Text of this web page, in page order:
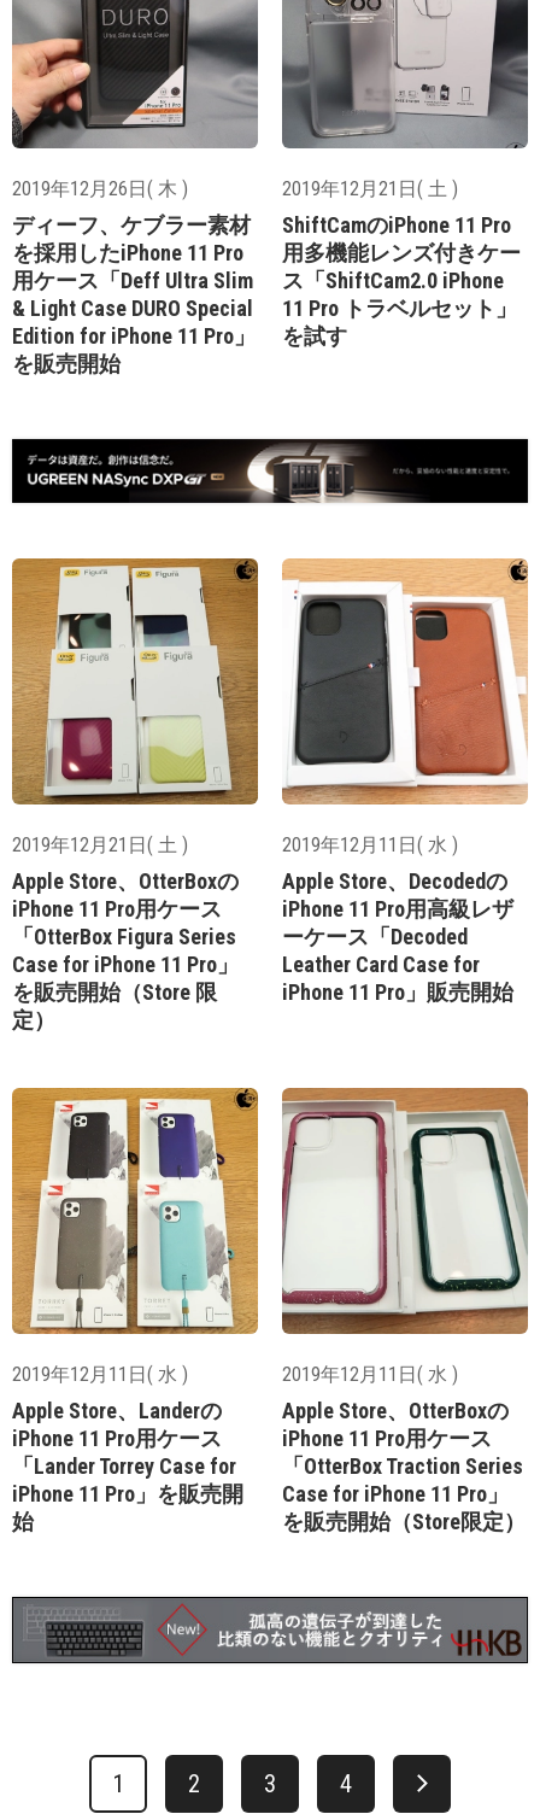
2019年12月26日( 木 )
ディーフ、ケブラー素材
を採用したiPhone 11 Pro
用ケース「Deff Ultra Slim
& Light Case DURO Special
Edition for iPhone 11 Pro」
を販売開始
2019年12月21日( 土 )
ShiftCamのiPhone 11 Pro
用多機能レンズ付きケー
ス「ShiftCam2.0 iPhone
11 Pro トラベルセット」
を試す
2019年12月21日( 土 )
Apple Store、OtterBoxの
iPhone 11 Pro用ケース
「OtterBox Figura Series
Case for iPhone 11 Pro」
を販売開始（Store 限
定）
2019年12月11日( 水 )
Apple Store、Decodedの
iPhone 11 Pro用高級レザ
ーケース「Decoded
Leather Card Case for
iPhone 11 Pro」販売開始
2019年12月11日( 水 )
Apple Store、Landerの
iPhone 11 Pro用ケース
「Lander Torrey Case for
iPhone 11 Pro」を販売開
始
2019年12月11日( 水 )
Apple Store、OtterBoxの
iPhone 11 Pro用ケース
「OtterBox Traction Series
Case for iPhone 11 Pro」
を販売開始（Store限定）
1 2 3 4